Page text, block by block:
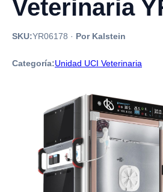
Veterinaria
SKU:YR06178 · Por Kalstein
Categoría:Unidad UCI Veterinaria